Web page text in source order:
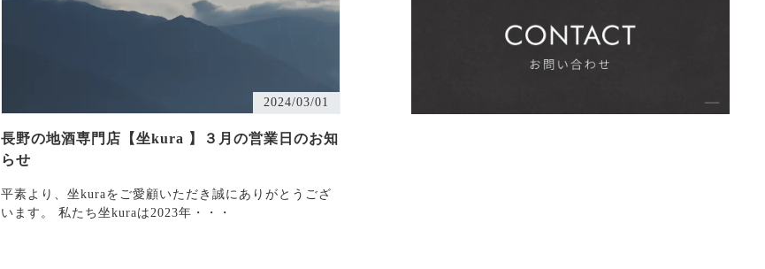
2024/03/01
長野の地酒専門店【坐kura 】３月の営業日のお知
らせ
平素より、坐kuraをご愛顧いただき誠にありがとうござ
います。 私たち坐kuraは2023年・・・